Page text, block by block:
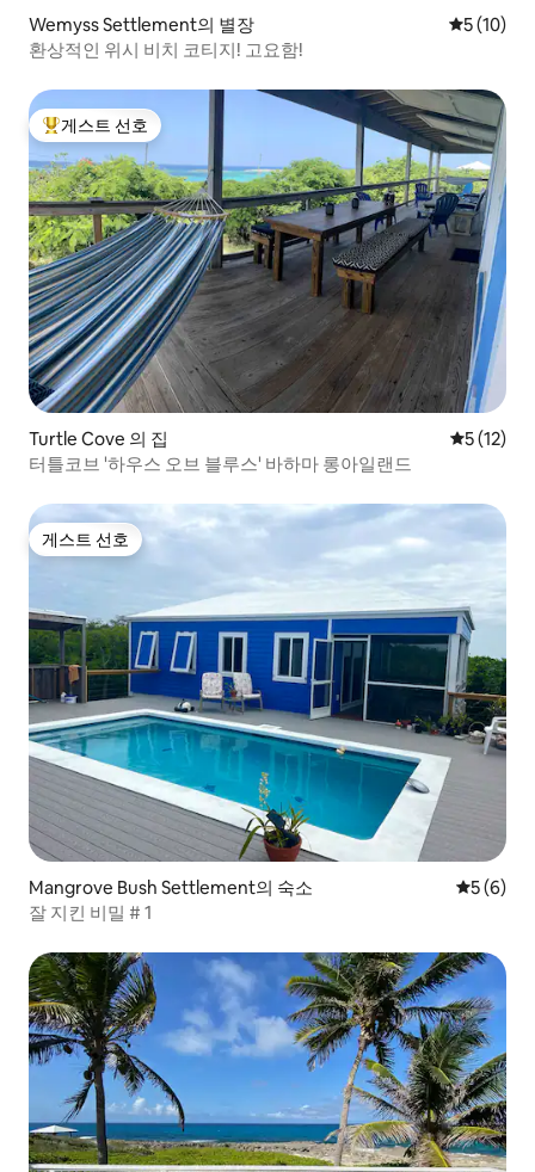
Wemyss Settlement의 별장 평점 5점
5 (10)
환상적인 위시 비치 코티지! 고요함!
상위 게스트 선호
게스트 선호
Turtle Cove 의 집 평점 5점
5 (12)
터틀코브 '하우스 오브 블루스' 바하마 롱아일랜드
게스트 선호
게스트 선호
Mangrove Bush Settlement의 숙소 평점 5점
5 (6)
잘 지킨 비밀 # 1